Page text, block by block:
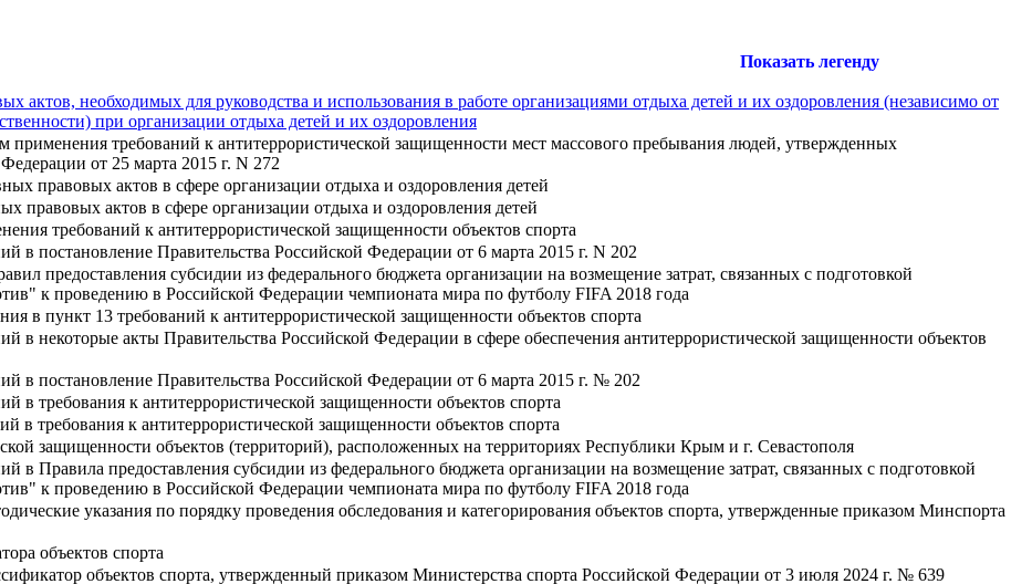
Показать легенду
актов, необходимых для руководства и использования в работе организациями отдыха детей и их оздоровления (независимо от
при организации отдыха детей и их оздоровления
применения требований к антитеррористической защищенности мест массового пребывания людей, утвержденных
от 25 марта 2015 г. N 272
правовых актов в сфере организации отдыха и оздоровления детей
правовых актов в сфере организации отдыха и оздоровления детей
требований к антитеррористической защищенности объектов спорта
в постановление Правительства Российской Федерации от 6 марта 2015 г. N 202
предоставления субсидии из федерального бюджета организации на возмещение затрат, связанных с подготовкой
к проведению в Российской Федерации чемпионата мира по футболу FIFA 2018 года
в пункт 13 требований к антитеррористической защищенности объектов спорта
в некоторые акты Правительства Российской Федерации в сфере обеспечения антитеррористической защищенности объектов
в постановление Правительства Российской Федерации от 6 марта 2015 г. № 202
в требования к антитеррористической защищенности объектов спорта
в требования к антитеррористической защищенности объектов спорта
защищенности объектов (территорий), расположенных на территориях Республики Крым и г. Севастополя
в Правила предоставления субсидии из федерального бюджета организации на возмещение затрат, связанных с подготовкой
к проведению в Российской Федерации чемпионата мира по футболу FIFA 2018 года
указания по порядку проведения обследования и категорирования объектов спорта, утвержденные приказом Минспорта
объектов спорта
объектов спорта, утвержденный приказом Министерства спорта Российской Федерации от 3 июля 2024 г. № 639